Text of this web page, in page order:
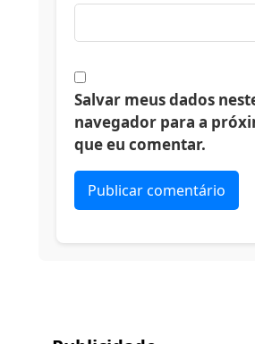
Salvar meus dados
navegador para a
que eu comentar.